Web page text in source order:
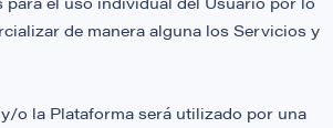
de manera alguna los Servicios y
o la Plataforma será utilizado por una